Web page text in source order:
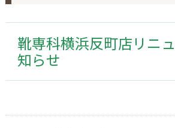
靴専科横浜反町店リニ
知らせ